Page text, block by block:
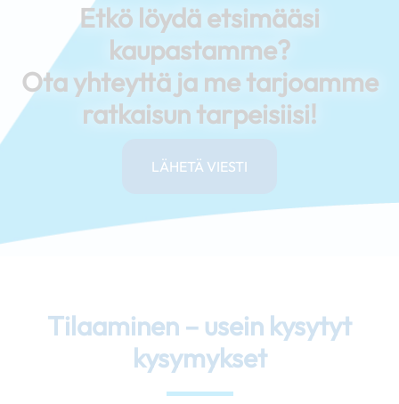
Etkö löydä etsimääsi
kaupastamme?
Ota yhteyttä ja me tarjoamme
ratkaisun tarpeisiisi!
LÄHETÄ VIESTI
Tilaaminen – usein kysytyt
kysymykset